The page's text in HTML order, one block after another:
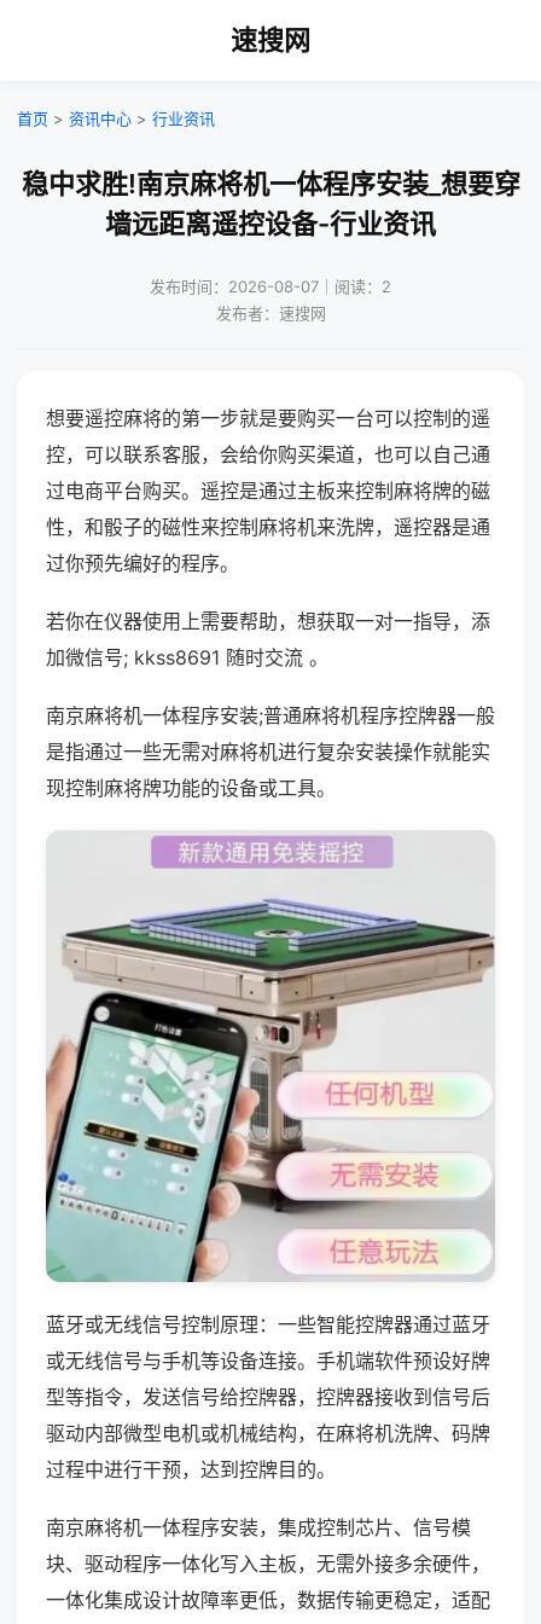
速搜网
首页 > 资讯中心 > 行业资讯
稳中求胜!南京麻将机一体程序安装_想要穿
墙远距离遥控设备-行业资讯
发布时间：2026-08-07｜阅读：2
发布者：速搜网
想要遥控麻将的第一步就是要购买一台可以控制的遥
控，可以联系客服，会给你购买渠道，也可以自己通
过电商平台购买。遥控是通过主板来控制麻将牌的磁
性，和骰子的磁性来控制麻将机来洗牌，遥控器是通
过你预先编好的程序。
若你在仪器使用上需要帮助，想获取一对一指导，添
加微信号; kkss8691 随时交流 。
南京麻将机一体程序安装;普通麻将机程序控牌器一般
是指通过一些无需对麻将机进行复杂安装操作就能实
现控制麻将牌功能的设备或工具。
蓝牙或无线信号控制原理：一些智能控牌器通过蓝牙
或无线信号与手机等设备连接。手机端软件预设好牌
型等指令，发送信号给控牌器，控牌器接收到信号后
驱动内部微型电机或机械结构，在麻将机洗牌、码牌
过程中进行干预，达到控牌目的。
南京麻将机一体程序安装，集成控制芯片、信号模
块、驱动程序一体化写入主板，无需外接多余硬件，
一体化集成设计故障率更低，数据传输更稳定，适配